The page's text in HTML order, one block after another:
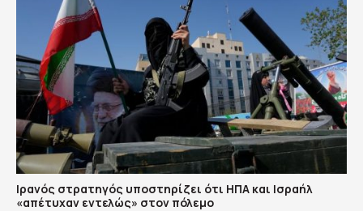
Ιρανός στρατηγός υποστηρίζει ότι ΗΠΑ και Ισραήλ
«απέτυχαν εντελώς» στον πόλεμο